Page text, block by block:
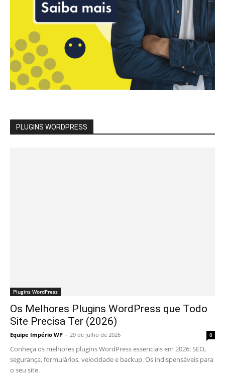
PLUGINS WORDPRESS
Plugins WordPress
Os Melhores Plugins WordPress que Todo
Site Precisa Ter (2026)
Equipe Império WP - 29 de julho de 2026 0
Conheça os melhores plugins WordPress essenciais em 2026: SEO,
segurança, formulários, velocidade e backup. Os indispensáveis para
o seu site.